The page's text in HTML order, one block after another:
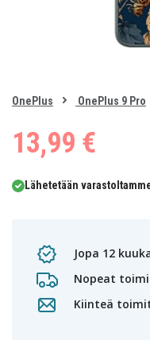
of
OnePlus OnePlus 9 Pro
13,99 €
Lähetetään
Jopa 12
Nopeat
Kiinteä